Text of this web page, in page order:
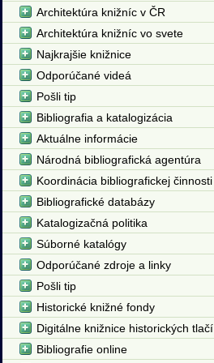
Architektúra knižníc v ČR
Architektúra knižníc vo svete
Najkrajšie knižnice
Odporúčané videá
Pošli tip
Bibliografia a katalogizácia
Aktuálne informácie
Národná bibliografická agentúra
Koordinácia bibliografickej činnosti
Bibliografické databázy
Katalogizačná politika
Súborné katalógy
Odporúčané zdroje a linky
Pošli tip
Historické knižné fondy
Digitálne knižnice historických tlačí
Bibliografie online